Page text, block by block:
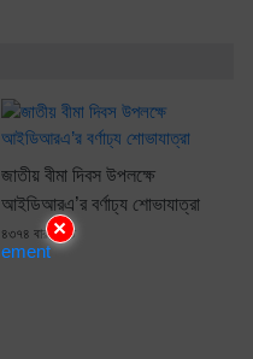
×
জাতীয় বীমা দিবস উপলক্ষে
আইডিআরএ’র বর্ণাঢ্য শোভাযাত্রা
৪৩৭৪ বার পঠিত